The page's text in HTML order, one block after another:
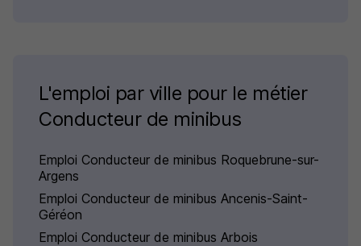
L'emploi par ville pour le métier
Conducteur de minibus
Emploi Conducteur de minibus Roquebrune-sur-
Argens
Emploi Conducteur de minibus Ancenis-Saint-
Géréon
Emploi Conducteur de minibus Arbois